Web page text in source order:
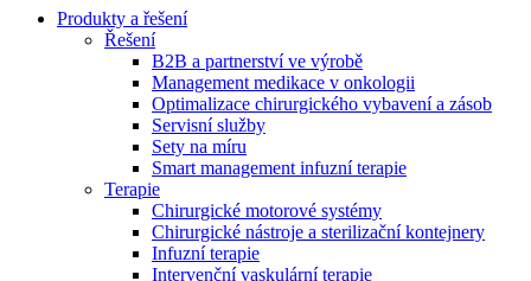
Terapie
Produkty a řešení
Řešení
B2B a partnerství ve výrobě
Management medikace v onkologii
Optimalizace chirurgického vybavení a zásob
Servisní služby
Sety na míru
Smart management infuzní terapie​
Terapie
Chirurgické motorové systémy
Chirurgické nástroje a sterilizační kontejnery
Infuzní terapie
Intervenční vaskulární terapie